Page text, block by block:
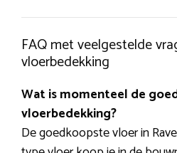
FAQ met veelgestelde
vloerbedekking
Wat is momenteel de
vloerbedekking?
De goedkoopste vloer in